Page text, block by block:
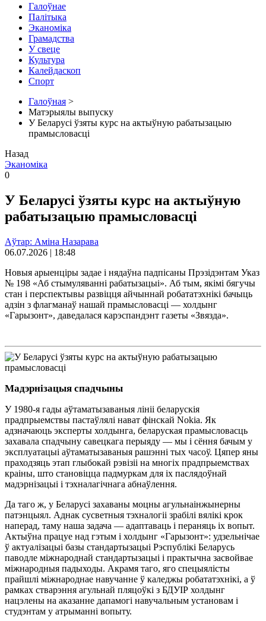
Галоўнае
Палітыка
Эканоміка
Грамадства
У свеце
Культура
Калейдаскоп
Спорт
Галоўная >
Матэрыялы выпуску
У Беларусі ўзяты курс на актыўную рабатызацыю
прамысловасці
Назад
Эканоміка
0
У Беларусі ўзяты курс на актыўную
рабатызацыю прамысловасці
Аўтар: Аміна Назарава
06.07.2026 | 18:48
Новыя арыенціры задае і нядаўна падпісаны Прэзідэнтам Указ
№ 198 «Аб стымуляванні рабатызацыі». Аб тым, якімі бягучы
стан і перспектывы развіцця айчыннай робататэхнікі бачыць
адзін з флагманаў нашай прамысловасці — холдынг
«Гарызонт», даведалася карэспандэнт газеты «Звязда».
Мадэрнізацыя спадчыны
У 1980-я гады аўтаматызаваныя лініі беларускія
прадпрыемствы пастаўлялі нават фінскай Nokіа. Як
адзначаюць эксперты холдынга, беларуская прамысловасць
захавала спадчыну савецкага перыяду — мы і сёння бачым у
эксплуатацыі аўтаматызаваныя рашэнні тых часоў. Цяпер яны
праходзяць этап глыбокай рэвізіі на многіх прадпрыемствах
краіны, што становіцца падмуркам для іх паслядоўнай
мадэрнізацыі і тэхналагічнага абнаўлення.
Да таго ж, у Беларусі захаваны моцны агульнаінжынерны
патэнцыял. Аднак сусветныя тэхналогіі зрабілі вялікі крок
наперад, таму наша задача — адаптаваць і пераняць іх вопыт.
Актыўна працуе над гэтым і холдынг «Гарызонт»: удзельнічае
ў актуалізацыі базы стандартызацыі Рэспублікі Беларусь
паводле міжнароднай стандартызацыі і практычна засвойвае
міжнародныя падыходы. Акрамя таго, яго спецыялісты
прайшлі міжнароднае навучанне ў каледжы робататэхнікі, а ў
рамках стварэння агульнай пляцоўкі з БДУІР холдынг
нацэлены на аказанне дапамогі навучальным установам і
студэнтам у атрыманні вопыту.